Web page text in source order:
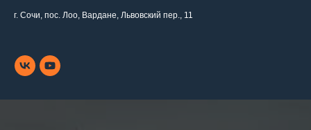
г. Сочи, пос. Лоо, Вардане, Львовский пер., 11